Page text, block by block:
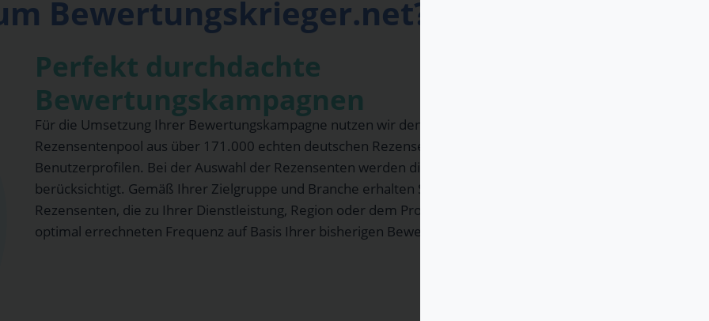
Bewertungskrieger.net?
Perfekt durchdachte
Bewertungskampagnen
Für die Umsetzung Ihrer Bewertungskampagne nutzen wir den Zugriff auf einen
Rezensentenpool aus über 171.000 echten deutschen Rezensenten mit individuellen
Benutzerprofilen. Bei der Auswahl der Rezensenten werden die relevantesten Merkmale
berücksichtigt. Gemäß Ihrer Zielgruppe und Branche erhalten Sie die Bewertungen von
Rezensenten, die zu Ihrer Dienstleistung, Region oder dem Produkt passen – in einer
optimal errechneten Frequenz auf Basis Ihrer bisherigen Bewertungshistorie.